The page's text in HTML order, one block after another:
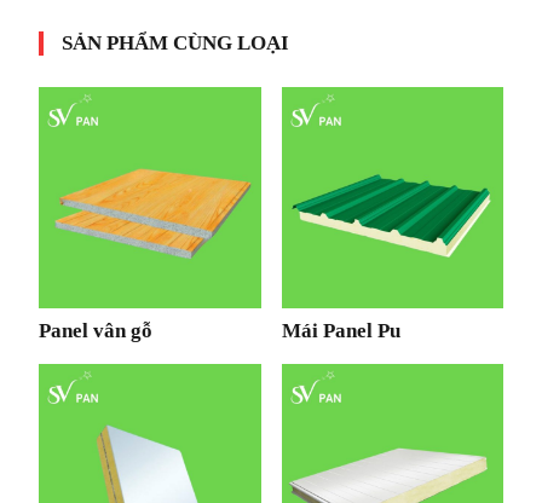
SẢN PHẨM CÙNG LOẠI
Panel vân gỗ Mái Panel Pu